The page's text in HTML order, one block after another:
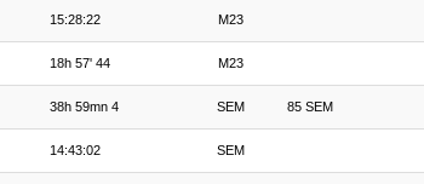
15:28:22 M23
18h 57' 44 M23
38h 59mn 4 SEM 85 SEM
14:43:02 SEM